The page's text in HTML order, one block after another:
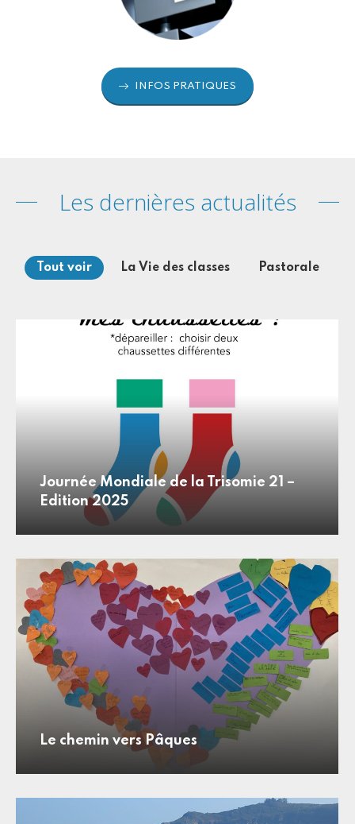
INFOS PRATIQUES
Les dernières actualités
Tout voir La Vie des classes Pastorale
Journée Mondiale de la Trisomie 21 –
Edition 2025
Le chemin vers Pâques